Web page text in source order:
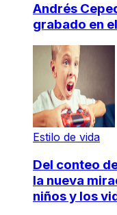
Andrés
grabado en
Estilo de vida
Del conteo
la nueva
niños y los